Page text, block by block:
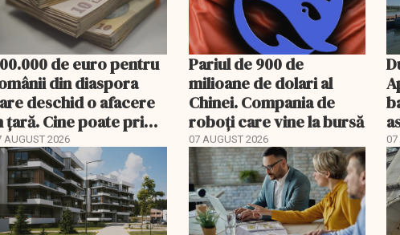
de euro pentru
din diaspora
deschid o afacere
țară. Cine poate primi
și ce trebuie
AUGUST 2026
Pariul de 900 de
milioane de dolari al
Chinei. Compania de
roboți care vine la bursă
07 AUGUST 2026 07